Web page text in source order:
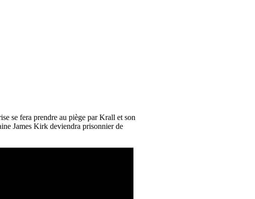
se fera prendre au piège par Krall et son
James Kirk deviendra prisonnier de